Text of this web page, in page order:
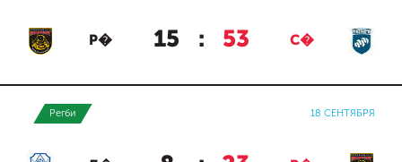
Р� 15 : 53 С�
Регби 18 СЕНТЯБРЯ